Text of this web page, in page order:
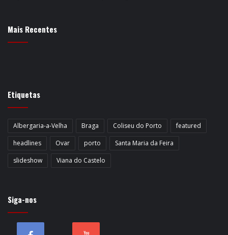
Mais Recentes
Etiquetas
Albergaria-a-Velha Braga Coliseu do Porto
featured
headlines
Ovar porto
Santa Maria da Feira
slideshow
Viana do Castelo
Siga-nos